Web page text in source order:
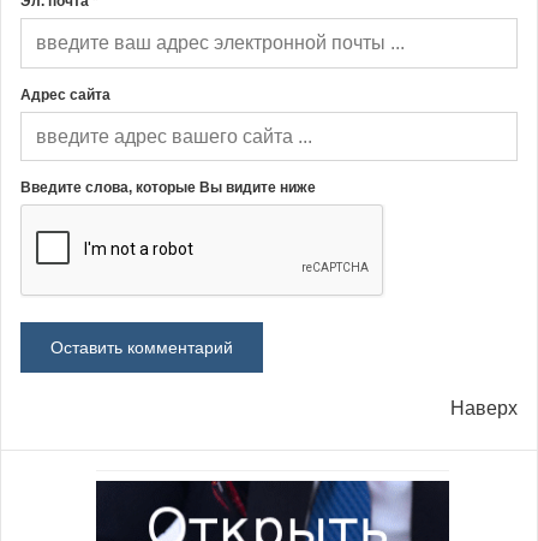
Адрес сайта
Введите слова, которые Вы видите ниже
Наверх